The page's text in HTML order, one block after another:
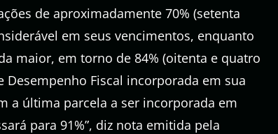
de aproximadamente 70% (setenta
em seus vencimentos, enquanto
maior, em torno de 84% (oitenta e quatro
Fiscal incorporada em sua
a última parcela a ser incorporada em
para 91%”, diz nota emitida pela